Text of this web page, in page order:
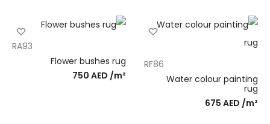
RF86
Water colour painting
rug
675 AED /m²
RA93
Flower bushes rug
750 AED /m²